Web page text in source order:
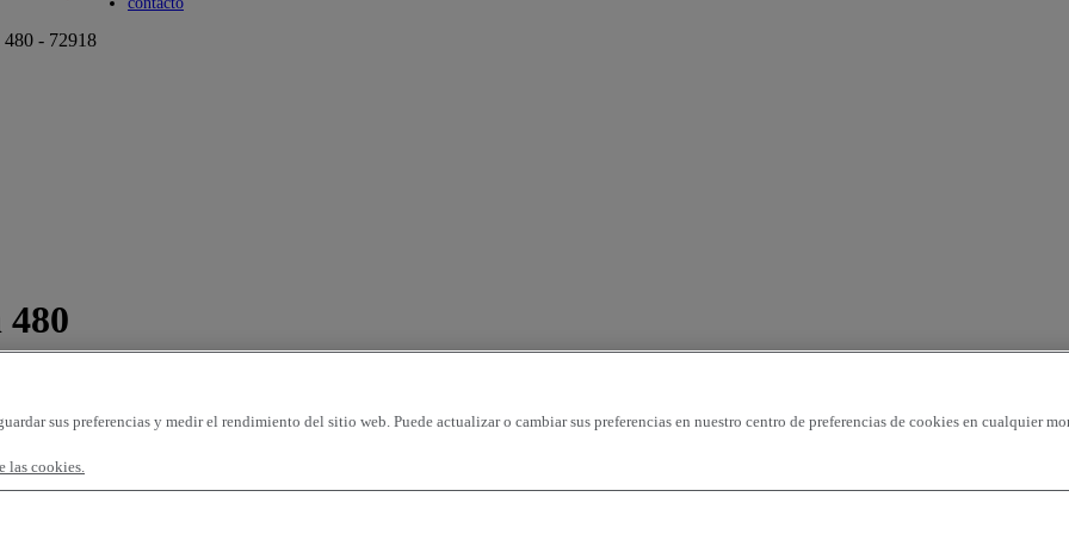
- 72918
sus preferencias y medir el rendimiento del sitio web. Puede actualizar o cambiar sus preferencias en nuestro centro de preferencias de cookies en cualquier
las cookies.